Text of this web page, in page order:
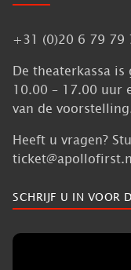
+31 (0)20 6 79 79
De theaterkassa is
10.00 – 17.00 uur
van de voorstelling.
Heeft u vragen?
SCHRIJF U IN VOOR